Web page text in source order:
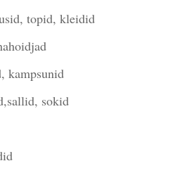
topid, kleidid
kampsunid
sokid